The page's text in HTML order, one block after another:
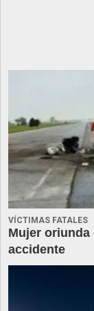
VÍCTIMAS FATALES
Mujer
accidente